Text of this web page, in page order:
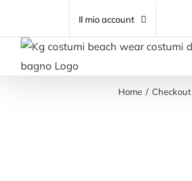
contenuto
Il mio account
Home Checkout